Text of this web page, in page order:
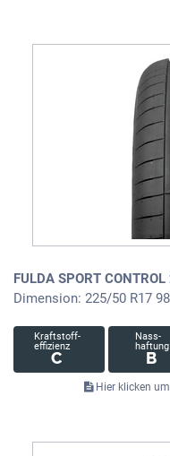
FULDA SPORT CONTROL
Dimension: 225/50 R17
Kraftstoff-
effizienz
C
Nass-
haftung
B
Hier klicken um